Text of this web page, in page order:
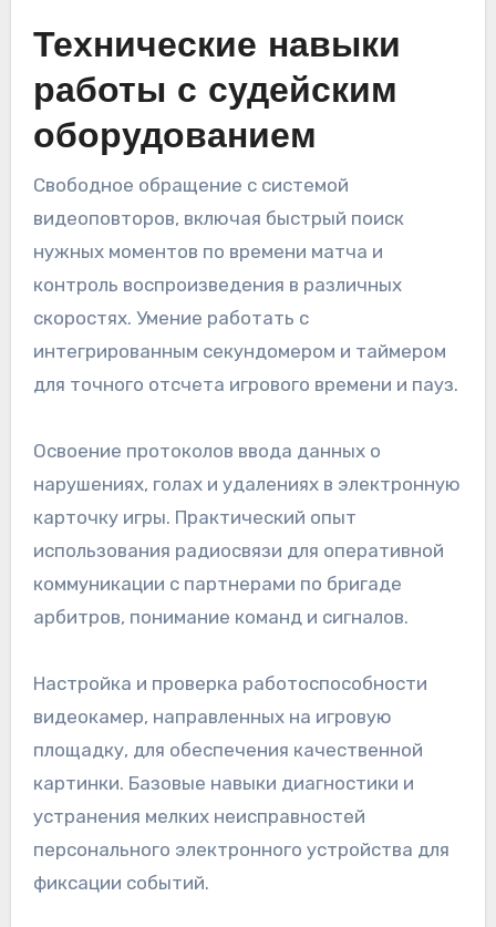
Технические навыки
работы с судейским
оборудованием
Свободное обращение с системой
видеоповторов, включая быстрый поиск
нужных моментов по времени матча и
контроль воспроизведения в различных
скоростях. Умение работать с
интегрированным секундомером и таймером
для точного отсчета игрового времени и пауз.
Освоение протоколов ввода данных о
нарушениях, голах и удалениях в электронную
карточку игры. Практический опыт
использования радиосвязи для оперативной
коммуникации с партнерами по бригаде
арбитров, понимание команд и сигналов.
Настройка и проверка работоспособности
видеокамер, направленных на игровую
площадку, для обеспечения качественной
картинки. Базовые навыки диагностики и
устранения мелких неисправностей
персонального электронного устройства для
фиксации событий.